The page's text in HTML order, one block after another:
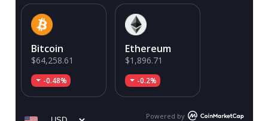
Bitcoin
$64,258.61
-0.48%
Ethereum
$1,896.71
-0.2%
Powered by